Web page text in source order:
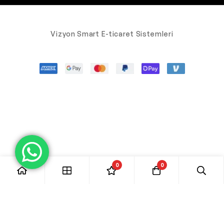
Vizyon Smart E-ticaret Sistemleri
0 0